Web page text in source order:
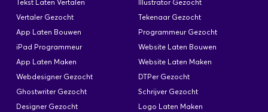
Tekst Laten Vertalen
Illustrator Gezocht
Vertaler Gezocht
Tekenaar Gezocht
App Laten Bouwen
Programmeur Gezocht
iPad Programmeur
Website Laten Bouwen
App Laten Maken
Website Laten Maken
Webdesigner Gezocht
DTPer Gezocht
Ghostwriter Gezocht
Schrijver Gezocht
Designer Gezocht
Logo Laten Maken